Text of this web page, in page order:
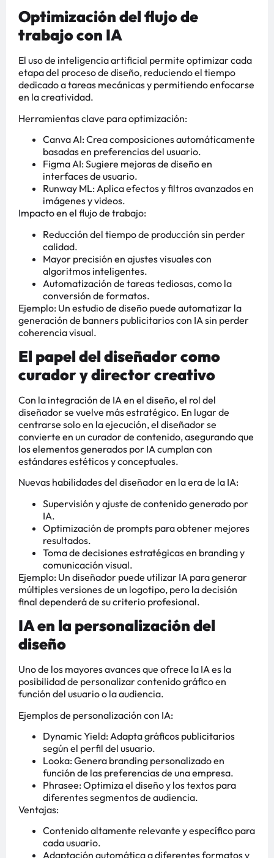
Optimización del flujo de
trabajo con IA
El uso de inteligencia artificial permite optimizar cada
etapa del proceso de diseño, reduciendo el tiempo
dedicado a tareas mecánicas y permitiendo enfocarse
en la creatividad.
Herramientas clave para optimización:
Canva AI: Crea composiciones automáticamente
basadas en preferencias del usuario.
Figma AI: Sugiere mejoras de diseño en
interfaces de usuario.
Runway ML: Aplica efectos y filtros avanzados en
imágenes y videos.
Impacto en el flujo de trabajo:
Reducción del tiempo de producción sin perder
calidad.
Mayor precisión en ajustes visuales con
algoritmos inteligentes.
Automatización de tareas tediosas, como la
conversión de formatos.
Ejemplo: Un estudio de diseño puede automatizar la
generación de banners publicitarios con IA sin perder
coherencia visual.
El papel del diseñador como
curador y director creativo
Con la integración de IA en el diseño, el rol del
diseñador se vuelve más estratégico. En lugar de
centrarse solo en la ejecución, el diseñador se
convierte en un curador de contenido, asegurando que
los elementos generados por IA cumplan con
estándares estéticos y conceptuales.
Nuevas habilidades del diseñador en la era de la IA:
Supervisión y ajuste de contenido generado por
IA.
Optimización de prompts para obtener mejores
resultados.
Toma de decisiones estratégicas en branding y
comunicación visual.
Ejemplo: Un diseñador puede utilizar IA para generar
múltiples versiones de un logotipo, pero la decisión
final dependerá de su criterio profesional.
IA en la personalización del
diseño
Uno de los mayores avances que ofrece la IA es la
posibilidad de personalizar contenido gráfico en
función del usuario o la audiencia.
Ejemplos de personalización con IA:
Dynamic Yield: Adapta gráficos publicitarios
según el perfil del usuario.
Looka: Genera branding personalizado en
función de las preferencias de una empresa.
Phrasee: Optimiza el diseño y los textos para
diferentes segmentos de audiencia.
Ventajas:
Contenido altamente relevante y específico para
cada usuario.
Adaptación automática a diferentes formatos y